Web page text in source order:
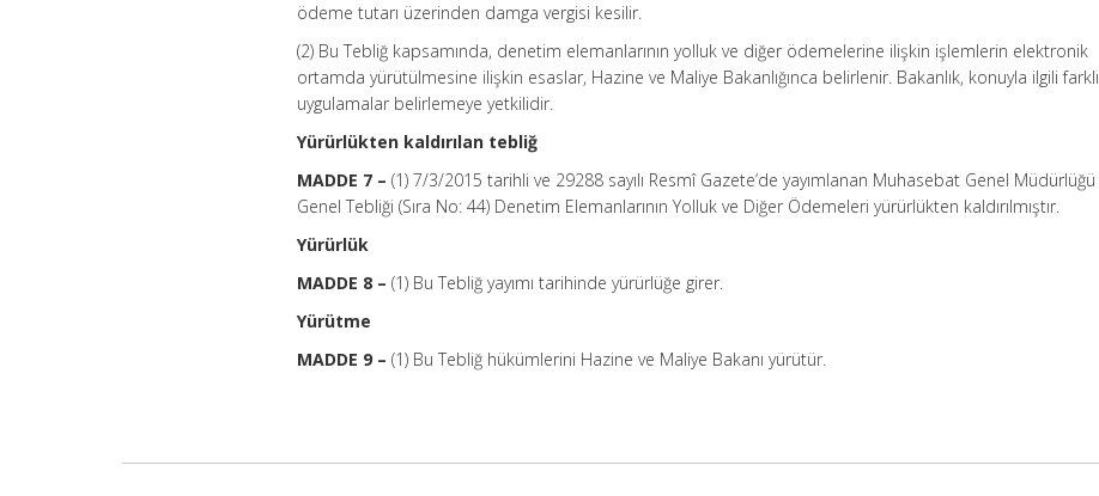
ödeme tutarı üzerinden damga vergisi kesilir.
(2) Bu Tebliğ kapsamında, denetim elemanlarının yolluk ve diğer ödemelerine ilişkin işlemlerin elektronik
ortamda yürütülmesine ilişkin esaslar, Hazine ve Maliye Bakanlığınca belirlenir. Bakanlık, konuyla ilgili farklı
uygulamalar belirlemeye yetkilidir.
Yürürlükten kaldırılan tebliğ
MADDE 7 – (1) 7/3/2015 tarihli ve 29288 sayılı Resmî Gazete’de yayımlanan Muhasebat Genel Müdürlüğü
Genel Tebliği (Sıra No: 44) Denetim Elemanlarının Yolluk ve Diğer Ödemeleri yürürlükten kaldırılmıştır.
Yürürlük
MADDE 8 – (1) Bu Tebliğ yayımı tarihinde yürürlüğe girer.
Yürütme
MADDE 9 – (1) Bu Tebliğ hükümlerini Hazine ve Maliye Bakanı yürütür.